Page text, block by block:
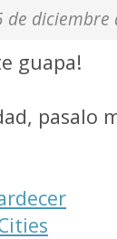
de diciembre
guapa!
pasalo